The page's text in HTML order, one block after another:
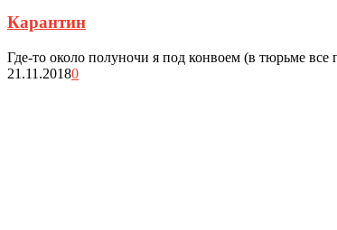
Карантин
Где-то около полуночи я под конвоем (в тюрьме
21.11.20180